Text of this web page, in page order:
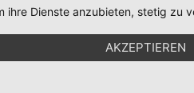
ihre Dienste anzubieten, stetig
AKZEPTIEREN